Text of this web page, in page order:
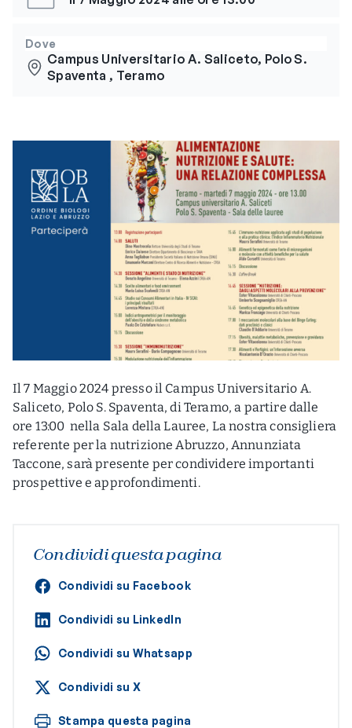
Dove
Campus Universitario A. Saliceto, Polo S.
Spaventa , Teramo
Il 7 Maggio 2024 presso il Campus Universitario A.
Saliceto, Polo S. Spaventa, di Teramo, a partire dalle
ore 13:00 nella Sala della Lauree, La nostra consigliera
referente per la nutrizione Abruzzo, Annunziata
Taccone, sarà presente per condividere importanti
prospettive e approfondimenti.
Condividi questa pagina
Condividi su Facebook
Condividi su LinkedIn
Condividi su Whatsapp
Condividi su X
Stampa questa pagina